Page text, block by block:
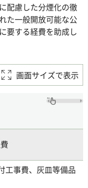
配慮した分煙化の徹
た一般開放可能な公
要する経費を助成し
画面サイズで表示
工事費、灰皿等備品